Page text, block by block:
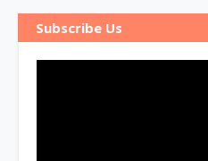
Subscribe Us